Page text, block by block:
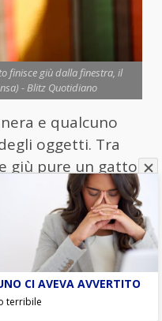
finisce giù dalla finestra, il
- Blitz Quotidiano
e qualcuno
oggetti. Tra
giù pure un gatto,
è avvenuto
Martino di
di Primiero
Adige. Una
e che avrà
CI AVEVA AVVERTITO
terribile